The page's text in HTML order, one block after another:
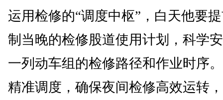
运用检修的“调度中枢”，白天他要
制当晚的检修股道使用计划，科学
一列动车组的检修路径和作业时序
精准调度，确保夜间检修高效运转